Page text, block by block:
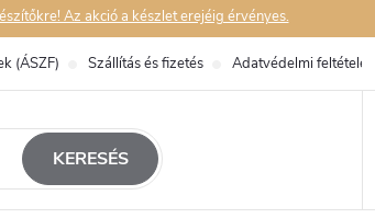
Az akció a készlet erejéig érvényes.
(ÁSZF) Szállítás és fizetés Adatvédelmi feltételek
KERESÉS